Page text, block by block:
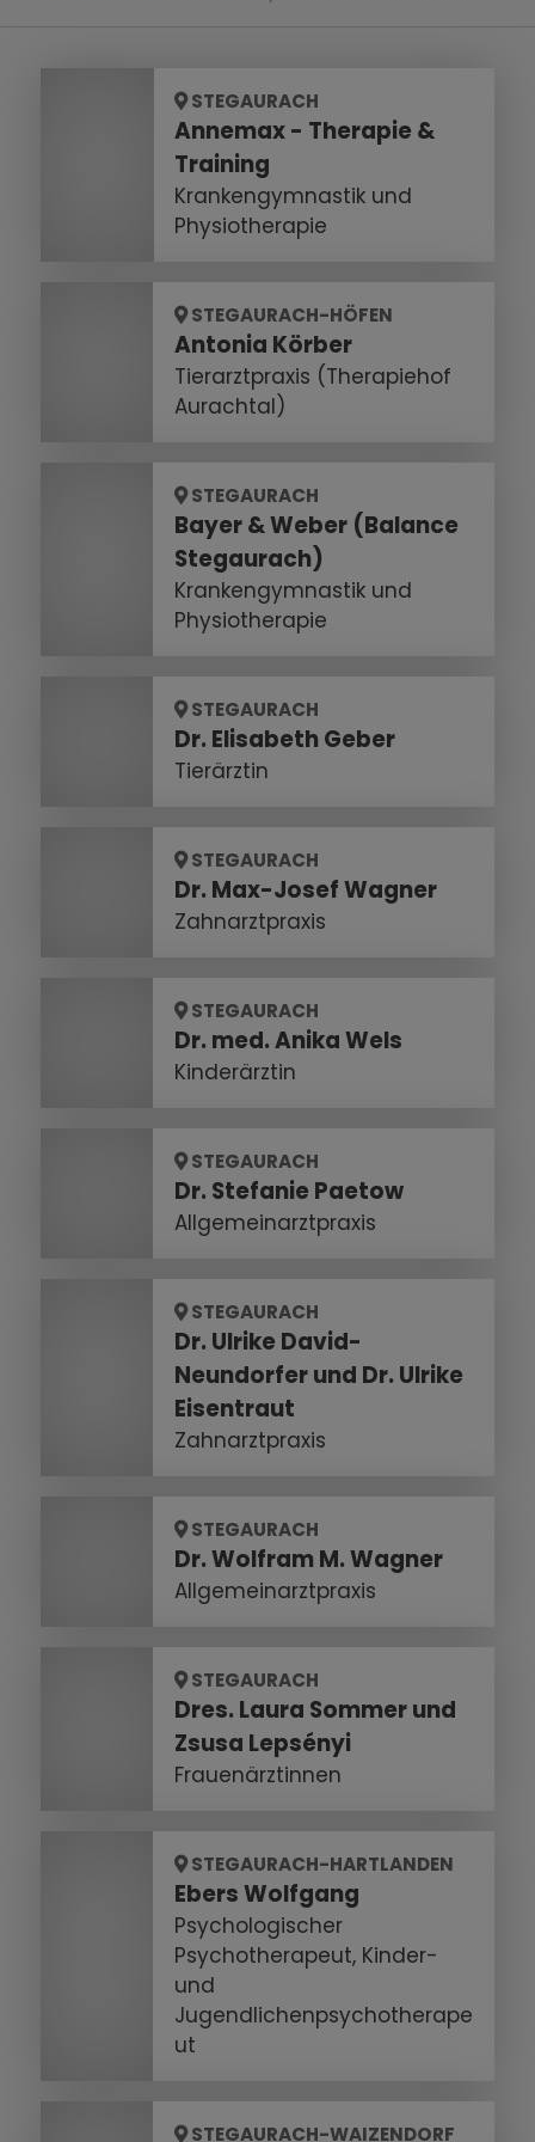
STEGAURACH
Annemax - Therapie &
Training
Krankengymnastik und
Physiotherapie
STEGAURACH-HÖFEN
Antonia Körber
Tierarztpraxis (Therapiehof
Aurachtal)
STEGAURACH
Bayer & Weber (Balance
Stegaurach)
Krankengymnastik und
Physiotherapie
STEGAURACH
Dr. Elisabeth Geber
Tierärztin
STEGAURACH
Dr. Max-Josef Wagner
Zahnarztpraxis
STEGAURACH
Dr. med. Anika Wels
Kinderärztin
STEGAURACH
Dr. Stefanie Paetow
Allgemeinarztpraxis
STEGAURACH
Dr. Ulrike David-
Neundorfer und Dr. Ulrike
Eisentraut
Zahnarztpraxis
STEGAURACH
Dr. Wolfram M. Wagner
Allgemeinarztpraxis
STEGAURACH
Dres. Laura Sommer und
Zsusa Lepsényi
Frauenärztinnen
STEGAURACH-HARTLANDEN
Ebers Wolfgang
Psychologischer
Psychotherapeut, Kinder-
und
Jugendlichenpsychotherape
ut
STEGAURACH-WAIZENDORF